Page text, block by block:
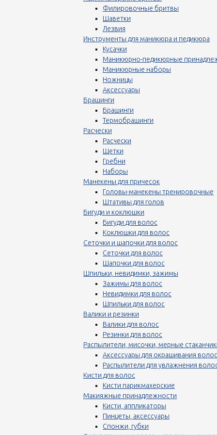
Филировочные бритвы
Шаветки
Лезвия
Инструменты для маникюра и педикюра
Кусачки
Маникюрно-педикюрные
Маникюрные наборы
Ножницы
Аксессуары
Брашинги
Брашинги
Термобрашинги
Расчески
Расчески
Щетки
Гребни
Наборы
Манекены для причесок
Головы-манекены тренировочные
Штативы для голов
Бигуди и коклюшки
Бигуди для волос
Коклюшки для волос
Сеточки и шапочки для волос
Сеточки для волос
Шапочки для волос
Шпильки, невидимки, зажимы
Зажимы для волос
Невидимки для волос
Шпильки для волос
Валики и резинки
Валики для волос
Резинки для волос
Распылители, мисочки, мерные
Аксессуары для окрашивания волос
Распылители для увлажнения
Кисти для волос
Кисти парикмахерские
Макияжные принадлежности
Кисти, аппликаторы
Пинцеты, аксессуары
Спонжи, губки